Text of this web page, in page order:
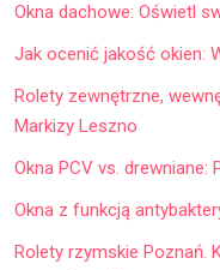
Okna dachowe: Oświetl
Jak ocenić jakość okien:
Rolety zewnętrzne,
Markizy Leszno
Okna PCV vs. drewniane:
Okna z funkcją
Rolety rzymskie Poznań.